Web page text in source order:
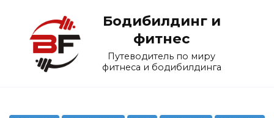
содержанию
Бодибилдинг и
фитнес
Путеводитель по миру
фитнеса и бодибилдинга